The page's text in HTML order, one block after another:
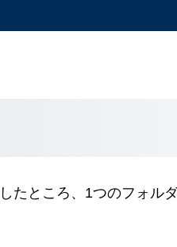
たところ、1つのフォル